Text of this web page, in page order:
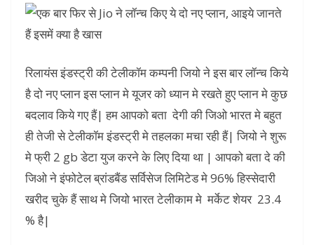
रिलायंस इंडस्ट्री की टेलीकॉम कम्पनी जियो ने इस बार लॉन्च किये
है दो नए प्लान इस प्लान मे यूजर को ध्यान मे रखते हुए प्लान मे कुछ
बदलाव किये गए हैं| हम आपको बता देगी की जिओ भारत मे बहुत
ही तेजी से टेलीकॉम इंडस्ट्री मे तहलका मचा रही हैं| जियो ने शुरू
मे फ्री 2 gb डेटा युज करने के लिए दिया था | आपको बता दे की
जिओ ने इंफोटेल ब्रांडबैंड सर्विसेज लिमिटेड मे 96% हिस्सेदारी
खरीद चुके हैं साथ मे जियो भारत टेलीकाम मे मर्केट शेयर 23.4
% है|